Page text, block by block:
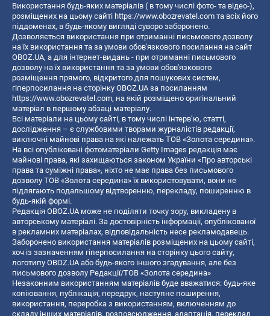
Використання будь-яких матеріалів ( в тому числі фото- та відео-),
розміщених на цьому сайті https://www.obozrevatel.com та всіх його
піддоменах, в будь-якому вигляді суворо заборонено.
Дозволяється використання при отриманні письмового дозволу
на їх використання та за умови обов'язкового посилання на сайт
OBOZ.UA, а для інтернет-видань - при отриманні письмового
дозволу на їх використання та за умови обов'язкового
розміщення прямого, відкритого для пошукових систем,
гіперпосилання на сторінку OBOZ.UA за посиланням
https://www.obozrevatel.com, на якій розміщено оригінальний
матеріал в першому абзаці матеріалу.
Всі матеріали на цьому сайті, в тому числі інтерв’ю, статті,
дослідження – є службовими творами журналістів редакції,
виключні майнові права на які належать ТОВ «Золота середина».
На всі опубліковані фотоматеріали Getty Images редакція має
майнові права, які захищаються законом України «Про авторські
права та суміжні права», ніхто не має права без письмового
дозволу ТОВ «Золота середина» їх використовувати, вони не
підлягають подальшому відтворенню, перекладу, поширенню в
будь-якій формі.
Редакція OBOZ.UA може не поділяти точку зору, викладену в
авторському матеріалі. За достовірність інформації, опублікованої
в рекламних матеріалах, відповідальність несе рекламодавець.
Заборонено використання матеріалів розміщених на цьому сайті,
хоч із зазначенням гіперпосилання на сторінку цього сайту,
логотипу OBOZ.UA або будь-якого іншого згадування, але без
письмового дозволу Редакції/ТОВ «Золота середина»
Незаконним використанням матеріалів буде вважатися: будь-яке
копiювання, публiкацiя, передрук, наступне поширення,
використання, переробка з використанням, включенням до
складу інших матеріалів, розповсюдження, адаптація, переклад